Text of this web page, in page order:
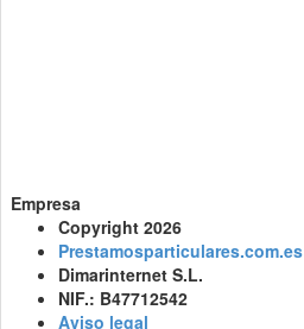
Empresa
Copyright 2026
Prestamosparticulares.com.es
Dimarinternet S.L.
NIF.: B47712542
Aviso legal